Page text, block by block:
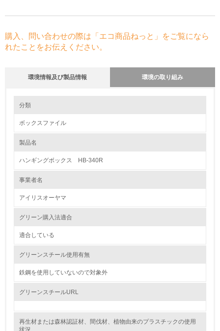
購入、問い合わせの際は「エコ商品ねっと」をご覧になら
れたことをお伝えください。
環境情報及び製品情報 環境の取り組み
1.環境取り組み体制
レベル2
分類
ボックスファイル
製品名
ハンギングボックス HB-340R
事業者名
アイリスオーヤマ
グリーン購入法適合
適合している
グリーンスチール使用有無
鉄鋼を使用していないので対象外
グリーンスチールURL
再生材または森林認証材、間伐材、植物由来のプラスチックの使用
状況